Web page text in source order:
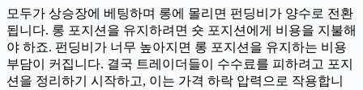
모두가 상승장에 베팅하며 롱에 몰리면 펀딩비가 양수로 전환
됩니다. 롱 포지션을 유지하려면 숏 포지션에게 비용을 지불해
야 하죠. 펀딩비가 너무 높아지면 롱 포지션을 유지하는 비용
부담이 커집니다. 결국 트레이더들이 수수료를 피하려고 포지
션을 정리하기 시작하고, 이는 가격 하락 압력으로 작용합니